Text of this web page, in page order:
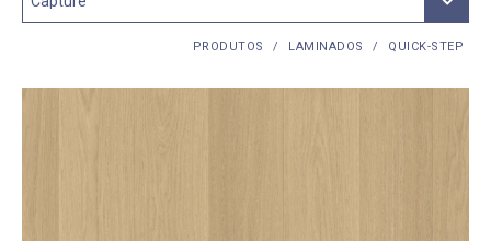
PRODUTOS / LAMINADOS / QUICK-STEP